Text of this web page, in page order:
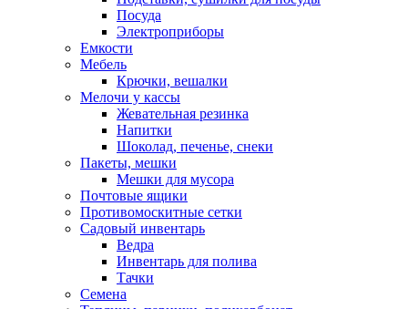
Посуда
Электроприборы
Емкости
Мебель
Крючки, вешалки
Мелочи у кассы
Жевательная резинка
Напитки
Шоколад, печенье, снеки
Пакеты, мешки
Мешки для мусора
Почтовые ящики
Противомоскитные сетки
Садовый инвентарь
Ведра
Инвентарь для полива
Тачки
Семена